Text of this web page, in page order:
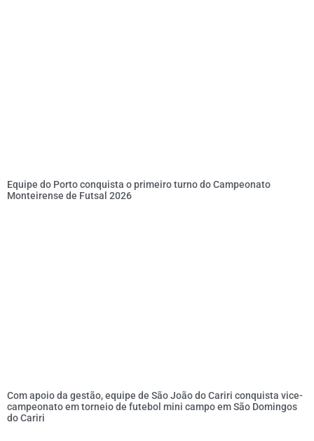
Equipe do Porto conquista o primeiro turno do Campeonato
Monteirense de Futsal 2026
Com apoio da gestão, equipe de São João do Cariri conquista vice-
campeonato em torneio de futebol mini campo em São Domingos
do Cariri